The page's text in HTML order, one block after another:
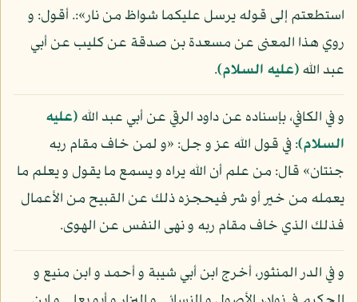
استطعتم إلى قوله يرسل عليكما شواظ من نار»:. أقول: و
روي هذا المعنى عن مسعدة بن صدقة عن كليب عن أبي
عبد الله(عليه السلام).
و في الكافي، بإسناده عن داود الرقي عن أبي عبد الله(عليه
السلام): في قول الله عز و جل: «و لمن خاف مقام ربه
جنتان» قال: من علم أن الله يراه و يسمع ما يقول و يعلم ما
يعمله من خير أو شر فيحجزه ذلك عن القبيح من الأعمال
فذلك الذي خاف مقام ربه و نهى النفس عن الهوى.
و في الدر المنثور، أخرج ابن أبي شيبة و أحمد و ابن منيع و